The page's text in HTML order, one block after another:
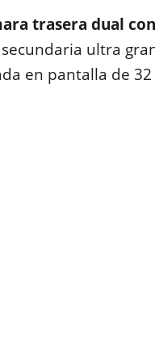
trasera dual
ultra
en pantalla de 32